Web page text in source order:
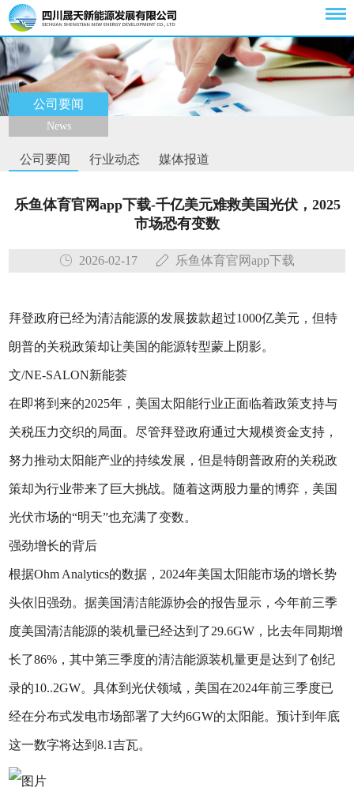
公司要闻
News
公司要闻 行业动态 媒体报道
乐鱼体育官网app下载-千亿美元难救美国光伏，2025
市场恐有变数
2026-02-17 乐鱼体育官网app下载
拜登政府已经为清洁能源的发展拨款超过1000亿美元，但特
朗普的关税政策却让美国的能源转型蒙上阴影。
文/NE-SALON新能荟
在即将到来的2025年，美国太阳能行业正面临着政策支持与
关税压力交织的局面。尽管拜登政府通过大规模资金支持，
努力推动太阳能产业的持续发展，但是特朗普政府的关税政
策却为行业带来了巨大挑战。随着这两股力量的博弈，美国
光伏市场的“明天”也充满了变数。
强劲增长的背后
根据Ohm Analytics的数据，2024年美国太阳能市场的增长势
头依旧强劲。据美国清洁能源协会的报告显示，今年前三季
度美国清洁能源的装机量已经达到了29.6GW，比去年同期增
长了86%，其中第三季度的清洁能源装机量更是达到了创纪
录的10..2GW。具体到光伏领域，美国在2024年前三季度已
经在分布式发电市场部署了大约6GW的太阳能。预计到年底
这一数字将达到8.1吉瓦。